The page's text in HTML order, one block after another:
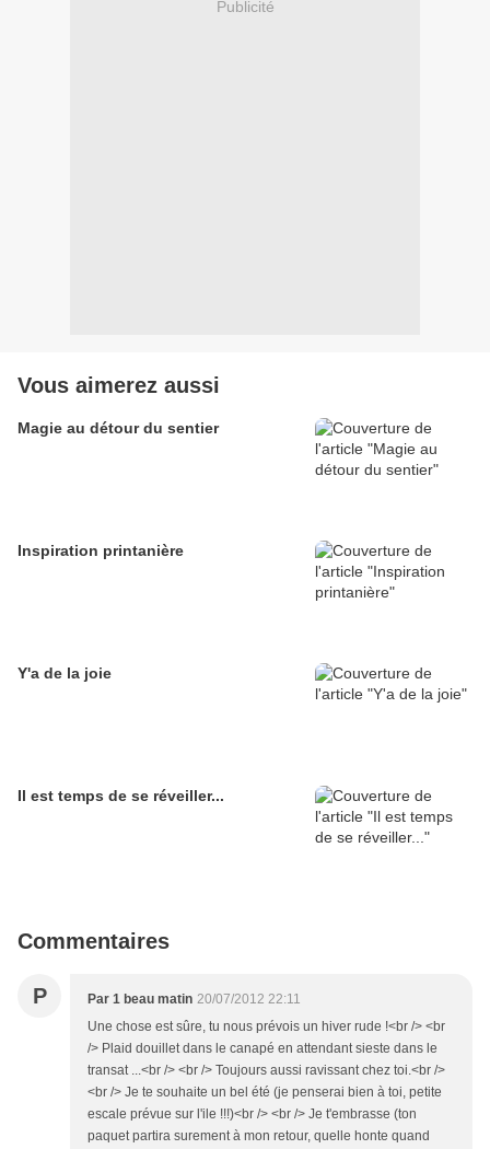
Publicité
Vous aimerez aussi
Magie au détour du sentier
Inspiration printanière
Y'a de la joie
Il est temps de se réveiller...
Commentaires
P Par 1 beau matin 20/07/2012 22:11
Une chose est sûre, tu nous prévois un hiver rude !<br /> <br
/> Plaid douillet dans le canapé en attendant sieste dans le
transat ...<br /> <br /> Toujours aussi ravissant chez toi.<br />
<br /> Je te souhaite un bel été (je penserai bien à toi, petite
escale prévue sur l'ile !!!)<br /> <br /> Je t'embrasse (ton
paquet partira surement à mon retour, quelle honte quand